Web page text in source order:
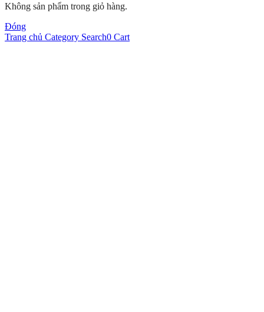
Không sản phẩm trong giỏ hàng.
Đóng
Trang chủ Category Search0 Cart